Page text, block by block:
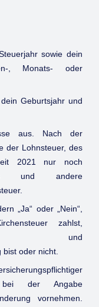
sowie dein
, Monats- oder
Geburtsjahr und
aus. Nach der
der Lohnsteuer, des
2021 nur noch
und andere
„Ja“ oder „Nein“,
zahlst,
und
bist oder nicht.
der Angabe
vornehmen.